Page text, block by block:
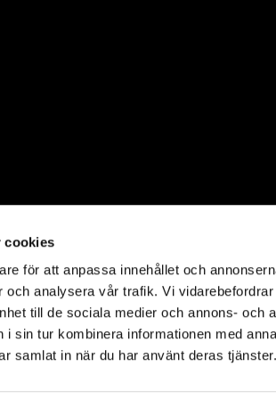
cookies
för att anpassa innehållet och
och analysera vår trafik. Vi
till de sociala medier och annons- och
i sin tur kombinera informationen med
samlat in när du har använt deras tjänster.